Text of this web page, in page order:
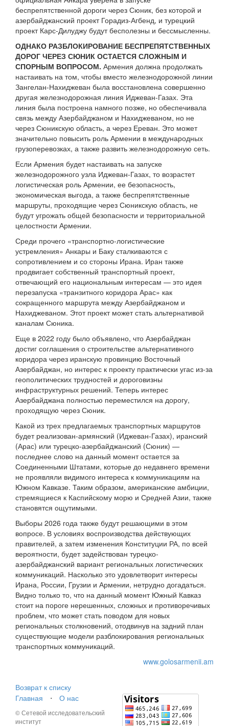
беспрепятственной дороги через Сюник, без которой и
азербайджанский проект Горадиз-Агбенд, и турецкий
проект Карс-Дилуджу будут бесполезны и бессмысленны.
ОДНАКО РАЗБЛОКИРОВАНИЕ БЕСПРЕПЯТСТВЕННЫХ
ДОРОГ ЧЕРЕЗ СЮНИК ОСТАЕТСЯ СЛОЖНЫМ И
СПОРНЫМ ВОПРОСОМ. Армения должна продолжать
настаивать на том, чтобы вместо железнодорожной линии
Зангелан-Нахиджеван была восстановлена совершенно
другая железнодорожная линия Иджеван-Газах. Эта
линия была построена намного позже, но обеспечивала
связь между Азербайджаном и Нахиджеваном, но не
через Сюникскую область, а через Ереван. Это может
значительно повысить роль Армении в международных
грузоперевозках, а также развить железнодорожную сеть.
Если Армения будет настаивать на запуске
железнодорожного узла Иджеван-Газах, то возрастет
логистическая роль Армении, ее безопасность,
экономическая выгода, а также беспрепятственные
маршруты, проходящие через Сюникскую область, не
будут угрожать общей безопасности и территориальной
целостности Армении.
Среди прочего «транспортно-логистические
устремления» Анкары и Баку сталкиваются с
сопротивлением и со стороны Ирана. Иран также
продвигает собственный транспортный проект,
отвечающий его национальным интересам — это идея
перезапуска «транзитного коридора Арас» как
сокращенного маршрута между Азербайджаном и
Нахиджеваном. Этот проект может стать альтернативой
каналам Сюника.
Еще в 2022 году было объявлено, что Азербайджан
достиг соглашения о строительстве альтернативного
коридора через иранскую провинцию Восточный
Азербайджан, но интерес к проекту практически угас из-за
геополитических трудностей и дороговизны
инфраструктурных решений. Теперь интерес
Азербайджана полностью переместился на дорогу,
проходящую через Сюник.
Какой из трех предлагаемых транспортных маршрутов
будет реализован-армянский (Иджеван-Газах), иранский
(Арас) или турецко-азербайджанский (Сюник) —
последнее слово на данный момент остается за
Соединенными Штатами, которые до недавнего времени
не проявляли видимого интереса к коммуникациям на
Южном Кавказе. Таким образом, американские амбиции,
стремящиеся к Каспийскому морю и Средней Азии, также
становятся ощутимыми.
Выборы 2026 года также будут решающими в этом
вопросе. В условиях воспроизводства действующих
правителей, а затем изменения Конституции РА, по всей
вероятности, будет задействован турецко-
азербайджанский вариант региональных логистических
коммуникаций. Насколько это удовлетворит интересы
Ирана, России, Грузии и Армении, нетрудно догадаться.
Видно только то, что на данный момент Южный Кавказ
стоит на пороге нерешенных, сложных и противоречивых
проблем, что может стать поводом для новых
региональных столкновений, отодвинув на задний план
существующие модели разблокирования региональных
транспортных коммуникаций.
www.golosarmenii.am
Возврат к списку
Главная
⋅ О нас
© Сетевой исследовательский
институт